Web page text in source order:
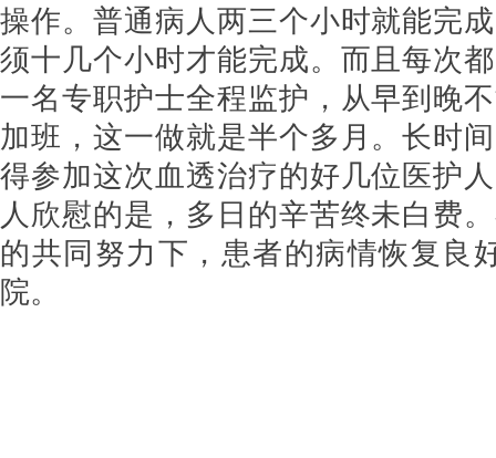
操作。普通病人两三个小时就能完
须十几个小时才能完成。而且每次
一名专职护士全程监护，从早到晚
加班，这一做就是半个多月。长时
得参加这次血透治疗的好几位医护
人欣慰的是，多日的辛苦终未白费
的共同努力下，患者的病情恢复良
院。